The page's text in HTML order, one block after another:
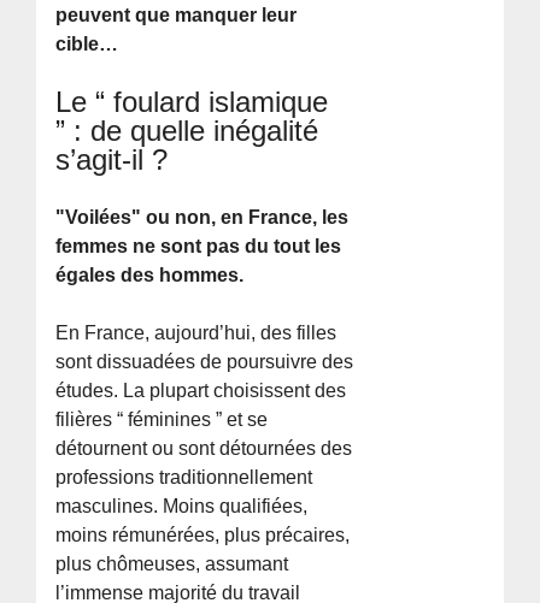
peuvent que manquer leur
cible…
Le “ foulard islamique
” : de quelle inégalité
s’agit-il ?
"Voilées" ou non, en France, les
femmes ne sont pas du tout les
égales des hommes.
En France, aujourd’hui, des filles
sont dissuadées de poursuivre des
études. La plupart choisissent des
filières “ féminines ” et se
détournent ou sont détournées des
professions traditionnellement
masculines. Moins qualifiées,
moins rémunérées, plus précaires,
plus chômeuses, assumant
l’immense majorité du travail